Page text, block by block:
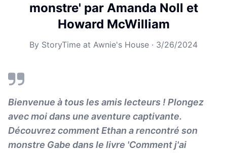
monstre' par Amanda Noll et
Howard McWilliam
By StoryTime at Awnie's House · 3/26/2024
Bienvenue à tous les amis lecteurs ! Plongez
avec moi dans une aventure captivante.
Découvrez comment Ethan a rencontré son
monstre Gabe dans le livre 'Comment j'ai